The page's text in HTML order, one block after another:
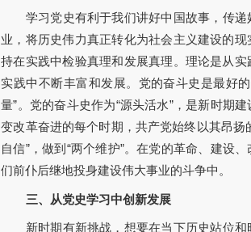
学习党史有利于我们讲好中国故事，传
业，将历史伟力真正转化为社会主义建设的
持在实践中检验真理和发展真理。理论是从
实践中不断丰富和发展。党的奋斗史是最好
量”。党的奋斗史作为“源头活水”，是新时期
变改革奋进的每个时期，共产党始终以其昂
自信”，做到“两个维护”。在党的革命、建设
们前仆后继地投身建设伟大事业的斗争中。
三、从党史学习中创新发展
新时期有新挑战，想要在当下历史站位